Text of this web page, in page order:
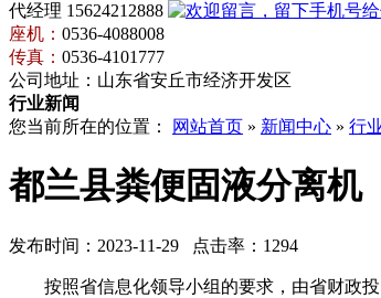
代经理 15624212888
座机： 0536-4088008
传真： 0536-4101777
公司地址：山东省安丘市经济开发区
行业新闻
您当前所在的位置：
网站首页 » 新闻中心 » 行
都兰县粪便固液分离机
发布时间：2023-11-29 点击率：1294
按照省信息化领导小组的要求，由省财政投